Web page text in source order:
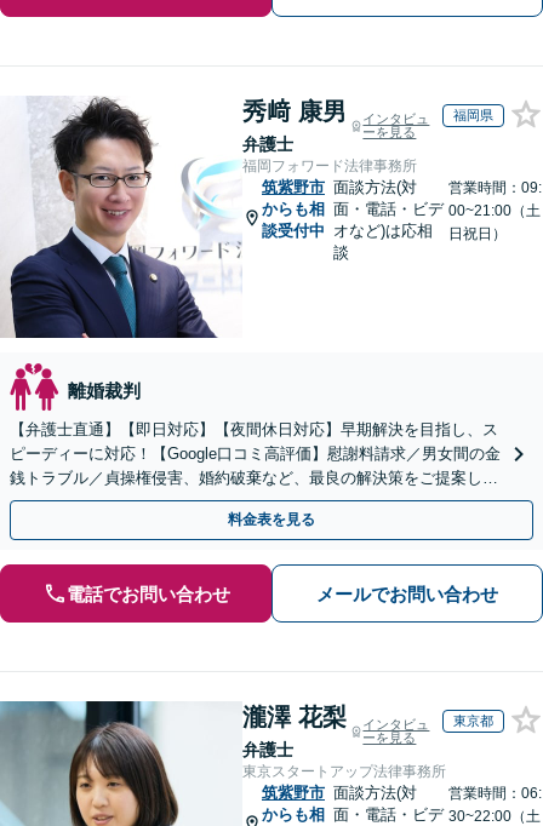
秀﨑 康男
弁護士
インタビュ
ーを見る
福岡県
福岡フォワード法律事務所
筑紫野市
からも相
談受付中
面談方法(対
面・電話・ビデ
オなど)は応相
談
営業時間：09:
00~21:00（土
日祝日）
離婚裁判
【弁護士直通】【即日対応】【夜間休日対応】早期解決を目指し、ス
ピーディーに対応！【Google口コミ高評価】慰謝料請求／男女間の金
銭トラブル／貞操権侵害、婚約破棄など、最良の解決策をご提案しま
す【リーズナブルな費用】【赤坂駅徒歩3分】
料金表を見る
電話でお問い合わせ メールでお問い合わせ
瀧澤 花梨
弁護士
インタビュ
ーを見る
東京都
東京スタートアップ法律事務所
筑紫野市
からも相
面談方法(対
面・電話・ビデ
営業時間：06:
30~22:00（土